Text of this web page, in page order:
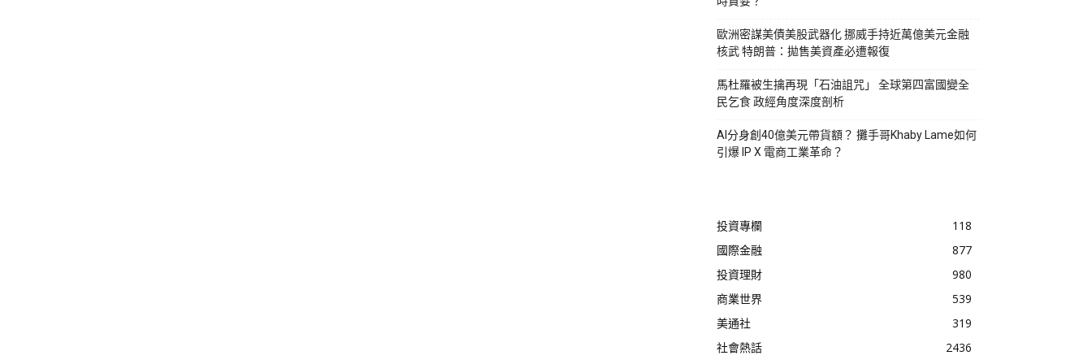
歐洲密謀美債美股武器化 挪威手持近萬億美元金融
核武 特朗普：拋售美資產必遭報復
馬杜羅被生擒再現「石油詛咒」 全球第四富國變全
民乞食 政經角度深度剖析
AI分身創40億美元帶貨額？ 攤手哥Khaby Lame如何
引爆 IP X 電商工業革命？
投資專欄
118
國際金融
877
投資理財
980
商業世界
539
美通社
319
社會熱話
2436